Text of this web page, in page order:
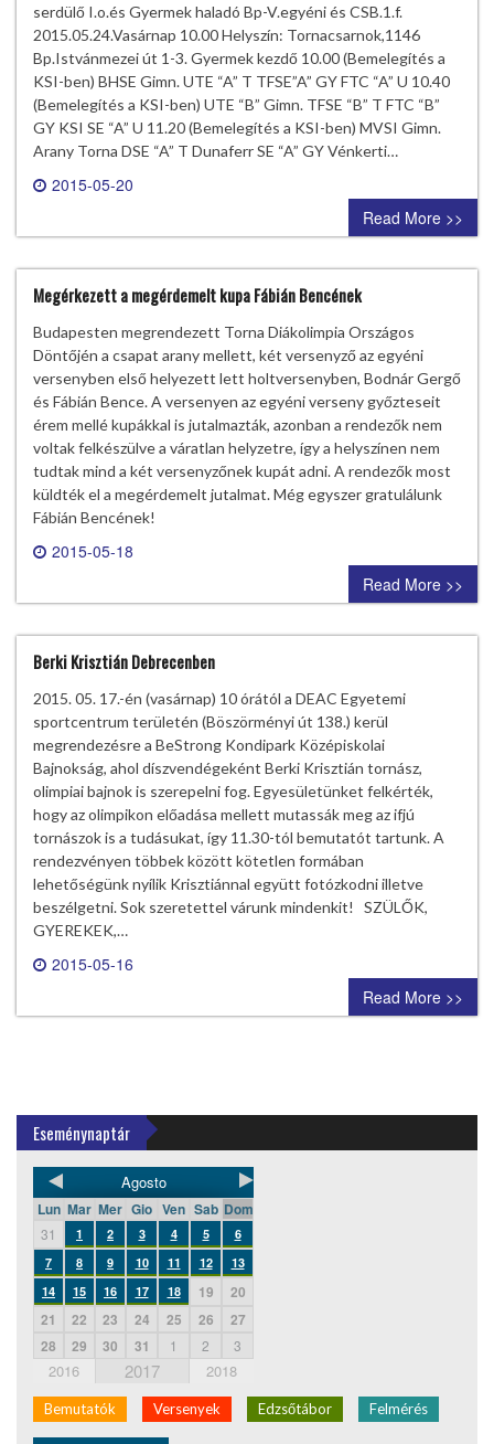
serdülő I.o.és Gyermek haladó Bp-V.egyéni és CSB.1.f.
2015.05.24.Vasárnap 10.00 Helyszín: Tornacsarnok,1146
Bp.Istvánmezei út 1-3. Gyermek kezdő 10.00 (Bemelegítés a
KSI-ben) BHSE Gimn. UTE “A” T TFSE”A” GY FTC “A” U 10.40
(Bemelegítés a KSI-ben) UTE “B” Gimn. TFSE “B” T FTC “B”
GY KSI SE “A” U 11.20 (Bemelegítés a KSI-ben) MVSI Gimn.
Arany Torna DSE “A” T Dunaferr SE “A” GY Vénkerti…
2015-05-20
0 comment
Read More >>
Megérkezett a megérdemelt kupa Fábián Bencének
Budapesten megrendezett Torna Diákolimpia Országos
Döntőjén a csapat arany mellett, két versenyző az egyéni
versenyben első helyezett lett holtversenyben, Bodnár Gergő
és Fábián Bence. A versenyen az egyéni verseny győzteseit
érem mellé kupákkal is jutalmazták, azonban a rendezők nem
voltak felkészülve a váratlan helyzetre, így a helyszínen nem
tudtak mind a két versenyzőnek kupát adni. A rendezők most
küldték el a megérdemelt jutalmat. Még egyszer gratulálunk
Fábián Bencének!
2015-05-18
0 comment
Read More >>
Berki Krisztián Debrecenben
2015. 05. 17.-én (vasárnap) 10 órától a DEAC Egyetemi
sportcentrum területén (Böszörményi út 138.) kerül
megrendezésre a BeStrong Kondipark Középiskolai
Bajnokság, ahol díszvendégeként Berki Krisztián tornász,
olimpiai bajnok is szerepelni fog. Egyesületünket felkérték,
hogy az olimpikon előadása mellett mutassák meg az ifjú
tornászok is a tudásukat, így 11.30-tól bemutatót tartunk. A
rendezvényen többek között kötetlen formában
lehetőségünk nyílik Krisztiánnal együtt fotózkodni illetve
beszélgetni. Sok szeretettel várunk mindenkit! SZÜLŐK,
GYEREKEK,…
2015-05-16
0 comment
Read More >>
Eseménynaptár
Agosto
Lun Mar Mer Gio Ven Sab Dom
31 1 2 3 4 5
6
7
8 9 10 11 12
13
14
15 16 17 18 19
20
21
22 23 24 25 26
27
28
29 30 31 1 2 3
2016 2017 2018
Bemutatók Versenyek Edzsőtábor Felmérés